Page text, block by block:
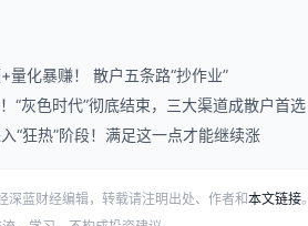
量化暴赚！ 散户五条路“抄作业”
“灰色时代”彻底结束，三大渠道成散户首选
“狂热”阶段！满足这一点才能继续涨
深蓝财经编辑，转载请注明出处、作者和本文链接。